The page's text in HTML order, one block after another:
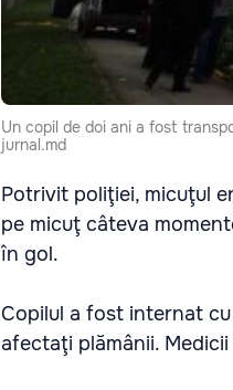
Un copil de doi ani a fost
jurnal.md
Potrivit poliţiei, micuţul
pe micuţ câteva
în gol.
Copilul a fost internat
afectaţi plămânii.